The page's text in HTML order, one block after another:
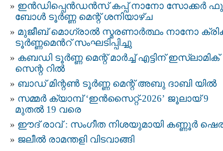
ഇൻഡിപ്പെൻഡൻസ് കപ്പ് നാനോ സോക്കർ
ബോൾ ടൂർണ്ണ മെന്റ് ശനിയാഴ്ച
മുജീബ് മൊഗ്രാൽ സ്മരണാര്‍ത്ഥം നാനോ
ടൂർണ്ണമെന്‍റ് സംഘടിപ്പിച്ചു
കബഡി ടൂർണ്ണ മെന്റ് മാർച്ച് എട്ടിന് ഇസ്‌ലാമിക്
സെന്റ റിൽ
ബാഡ് മിന്റണ്‍ ടൂര്‍ണ്ണ മെന്റ് അബു ദാബി യിൽ
സമ്മർ ക്യാമ്പ് ‘ഇൻസൈറ്റ്-2026’ ജൂലായ് 9
മുതൽ 19 വരെ
ഈദ് രാവ് : സംഗീത നിശയുമായി കണ്ണൂർ
ജലീൽ രാമന്തളി വിടവാങ്ങി